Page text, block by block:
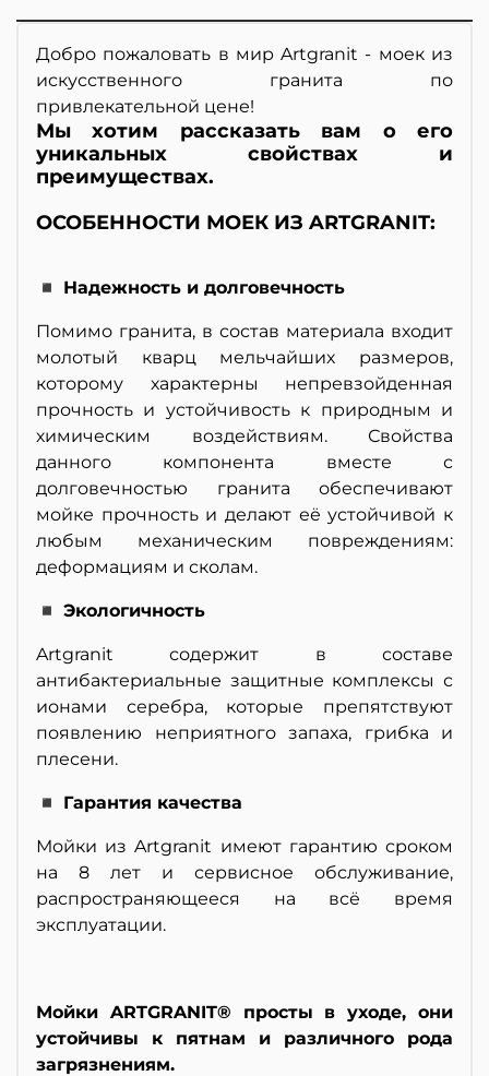
Добро пожаловать в мир Artgranit - моек из
искусственного гранита по
привлекательной цене!
Мы хотим рассказать вам о его
уникальных свойствах и
преимуществах.
ОСОБЕННОСТИ МОЕК ИЗ ARTGRANIT:
◾ Надежность и долговечность
Помимо гранита, в состав материала входит
молотый кварц мельчайших размеров,
которому характерны непревзойденная
прочность и устойчивость к природным и
химическим воздействиям. Свойства
данного компонента вместе с
долговечностью гранита обеспечивают
мойке прочность и делают её устойчивой к
любым механическим повреждениям:
деформациям и сколам.
◾ Экологичность
Artgranit содержит в составе
антибактериальные защитные комплексы с
ионами серебра, которые препятствуют
появлению неприятного запаха, грибка и
плесени.
◾ Гарантия качества
Мойки из Artgranit имеют гарантию сроком
на 8 лет и сервисное обслуживание,
распространяющееся на всё время
эксплуатации.
Мойки ARTGRANIT® просты в уходе, они
устойчивы к пятнам и различного рода
загрязнениям.